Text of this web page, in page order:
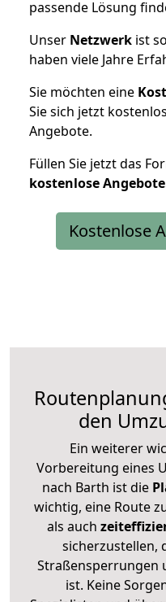
passende Lösung
Unser Netzwerk ist
haben viele Jahre
Sie möchten eine
Sie sich jetzt
Angebote.
Füllen Sie jetzt das
kostenlose
Kostenlose
den
Ein weiterer
Vorbereitung eines
nach Barth ist die
wichtig, eine Route
als auch
sicherzustellen,
Straßensperrungen
ist. Keine